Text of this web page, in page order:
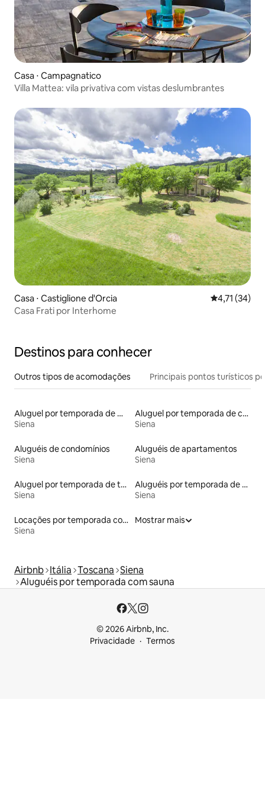
Casa ⋅ Campagnatico
Villa Mattea: vila privativa com vistas deslumbrantes
Casa ⋅ Castiglione d'Orcia 4,71 de uma
4,71 (34)
Casa Frati por Interhome
Destinos para conhecer
Outros tipos de acomodações Principais pontos turísticos
Aluguel por temporada de microcasas
Siena
Aluguel por temporada de castelos
Siena
Aluguéis de condomínios
Siena
Aluguéis de apartamentos
Siena
Aluguel por temporada de townhouses
Siena
Aluguéis por temporada de celeiros
Siena
Locações por temporada com piscina
Siena
Mostrar mais
Airbnb Itália Toscana Siena
Aluguéis por temporada com sauna
© 2026 Airbnb, Inc.
Privacidade
Termos